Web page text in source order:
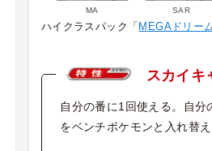
MA SAR
ハイクラスパック「 MEGAドリー
スカイキ
自分の番に1回使える。自分
をベンチポケモンと入れ替え